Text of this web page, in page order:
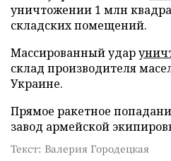
уничтожении 1 млн
складских помещений.
Массированный удар
склад производителя
Украине.
Прямое ракетное
завод армейской
Текст: Валерия Городецкая